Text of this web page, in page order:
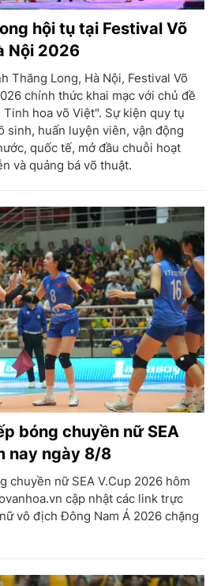
hội tụ tại Festival Võ
Nội 2026
Thăng Long, Hà Nội, Festival Võ
chính thức khai mạc với chủ đề
hoa võ Việt". Sự kiện quy tụ
sinh, huấn luyện viên, vận động
quốc tế, mở đầu chuỗi hoạt
và quảng bá võ thuật.
bóng chuyền nữ SEA
nay ngày 8/8
chuyền nữ SEA V.Cup 2026 hôm
cập nhật các link trực
vô địch Đông Nam Á 2026 chặng